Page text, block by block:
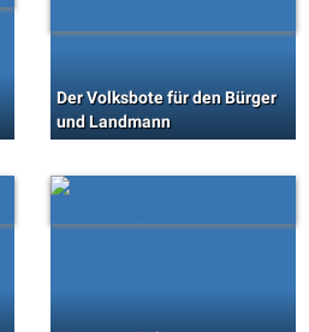
Der Volksbote für den Bürger
und Landmann